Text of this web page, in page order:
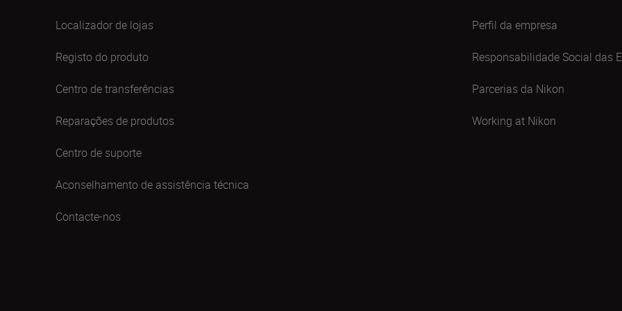
Localizador de lojas
Registo do produto
Centro de transferências
Reparações de produtos
Centro de suporte
Aconselhamento de assistência técnica
Contacte-nos
Perfil da empresa
Responsabilidade Social das
Parcerias da Nikon
Working at Nikon